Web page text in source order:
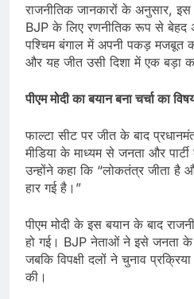
राजनीतिक जानकारों के अनुसार,
BJP के लिए रणनीतिक रूप से बेहद
पश्चिम बंगाल में अपनी पकड़ मजबूत
और यह जीत उसी दिशा में एक बड़ा
पीएम मोदी का बयान बना चर्चा का
फाल्टा सीट पर जीत के बाद
मीडिया के माध्यम से जनता और पार्टी
उन्होंने कहा कि “लोकतंत्र जीता है
हार गई है।”
पीएम मोदी के इस बयान के बाद
हो गई। BJP नेताओं ने इसे जनता के
जबकि विपक्षी दलों ने चुनाव
की।